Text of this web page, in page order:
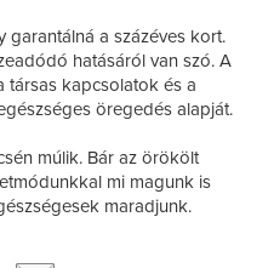
garantálná a százéves kort.
hatásáról van szó. A
társas kapcsolatok és a
öregedés alapját.
múlik. Bár az örökölt
mi magunk is
maradjunk.